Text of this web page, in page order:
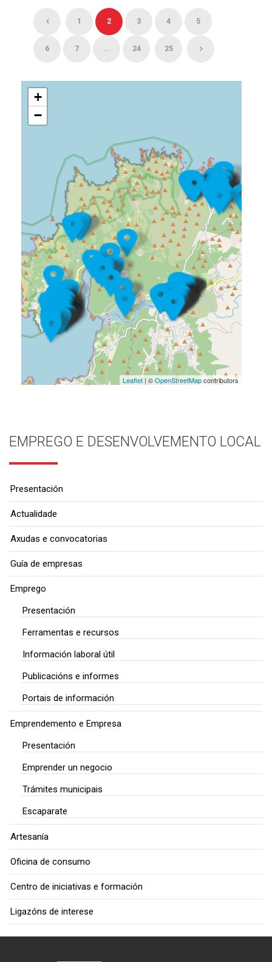
1 2 3 4 5
6 7 ... 24 25
+
−
Leaflet| ©OpenStreetMapcontributors
EMPREGO E DESENVOLVEMENTO LOCAL
Presentación
Actualidade
Axudas e convocatorias
Guía de empresas
Emprego
Presentación
Ferramentas e recursos
Información laboral útil
Publicacións e informes
Portais de información
Emprendemento e Empresa
Presentación
Emprender un negocio
Trámites municipais
Escaparate
Artesanía
Oficina de consumo
Centro de iniciativas e formación
Ligazóns de interese